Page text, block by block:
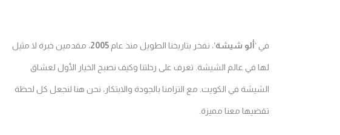
في ‘ألو شيشة‘، نفخر بتاريخنا الطويل منذ عام 2005، مقدمين خبرة لا مثيل
لها في عالم الشيشة. تعرف على رحلتنا وكيف نصبح الخيار الأول لعشاق
الشيشة في الكويت. مع التزامنا بالجودة والابتكار، نحن هنا لنجعل كل لحظة
تقضيها معنا مميزة.